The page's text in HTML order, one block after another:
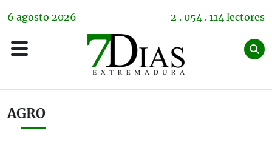
6 agosto 2026 2 . 054 . 114 lectores
AGRO